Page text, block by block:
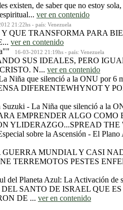
existen, de saber que no estoy
ver en contenido
21:22hs - país: Venezuela
QUE TRANSFORMA PARA
ver en contenido
16-03-2012 21:19hs - país: Venezuela
SUS IDEALES, PERO
N... ver en contenido
Niña que silenció a la ONU por 6
DIFERENTEWHYNOT Y
Suzuki - La Niña que silenció a la
EMPRENDER ALGO COMO
YLIDERAZGO...SPREAD THE
sobre la Ascensión - El
GUERRA MUNDIAL Y CASI
TERREMOTOS PESTES
del Planeta Azul: La Activación de
SANTO DE ISRAEL QUE
DE ... ver en contenido